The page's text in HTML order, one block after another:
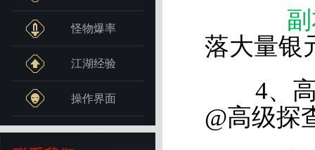
怪物爆率
江湖经验
操作界面
落大量银
4、高
@高级探